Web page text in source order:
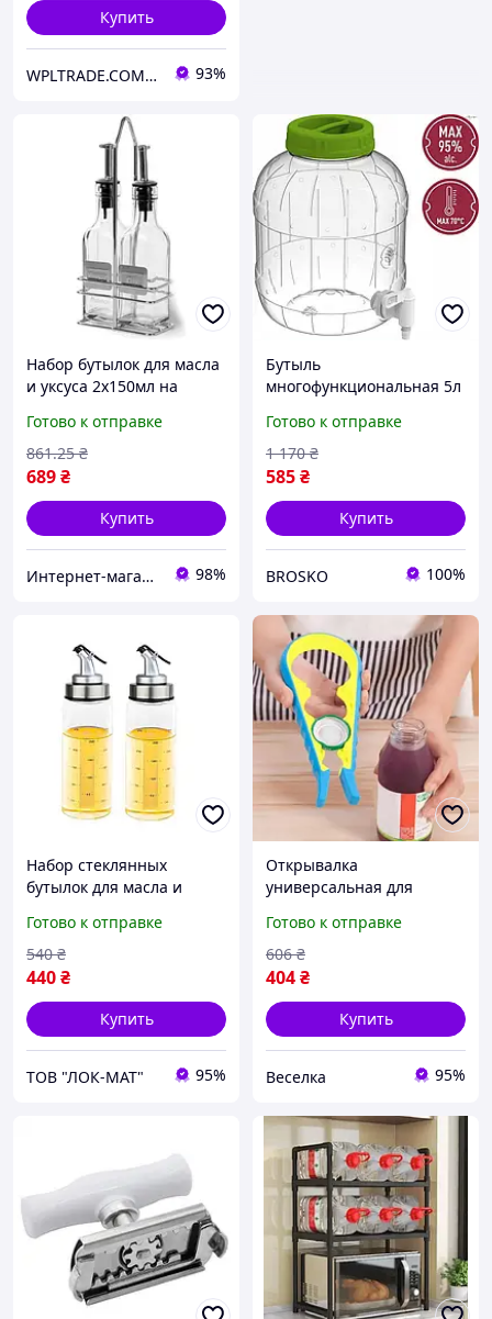
Купить
WPLTRADE.COM.UA 93%
Набор бутылок для масла
и уксуса 2х150мл на
6519
Готово к отправке
689₴
861.25 ₴
Купить
Интернет-магазин "Kaap" профессиональной посуды 98%
Бутыль
многофункциональная 5л
настоек ударопрочная
пластиковая банка
Готово к отправке
585₴
1 170 ₴
Купить
BROSKO 100%
Набор стеклянных
бутылок для масла и
подставкой Прозрачные
Готово к отправке
440₴
540 ₴
Купить
ТОВ "ЛОК-MAT" 95%
Открывалка
универсальная для
бутылок 4 в 1 для легкого
открытия крышек FLAME
Готово к отправке
404₴
606 ₴
Купить
Веселка 95%